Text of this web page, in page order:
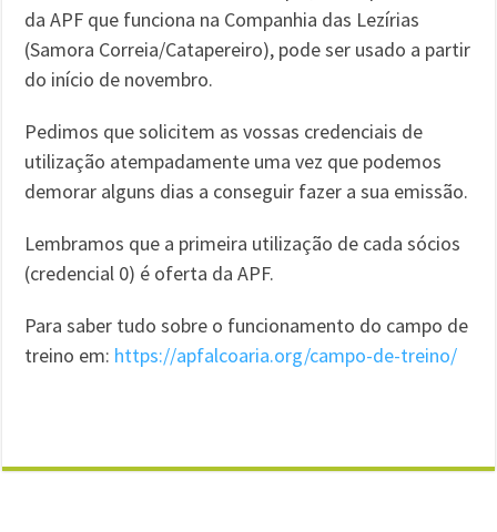
da APF que funciona na Companhia das Lezírias
(Samora Correia/Catapereiro), pode ser usado a partir
do início de novembro.
Pedimos que solicitem as vossas credenciais de
utilização atempadamente uma vez que podemos
demorar alguns dias a conseguir fazer a sua emissão.
Lembramos que a primeira utilização de cada sócios
(credencial 0) é oferta da APF.
Para saber tudo sobre o funcionamento do campo de
treino em: https://apfalcoaria.org/campo-de-treino/